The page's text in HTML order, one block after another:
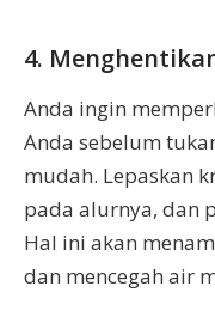
4.
Anda ingin
Anda sebelum
mudah. Lepaskan
pada alurnya, dan
Hal ini akan
dan mencegah air